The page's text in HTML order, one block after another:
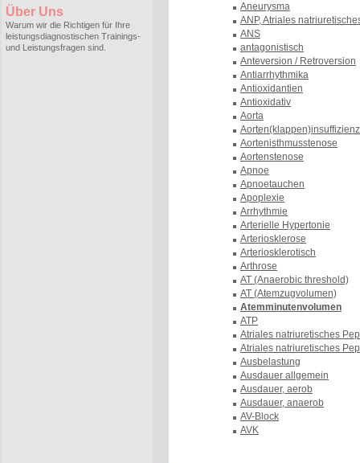
Über Uns
Warum wir die Richtigen für Ihre
leistungsdiagnostischen Trainings-
und Leistungsfragen sind.
Aneurysma
ANP, Atriales
ANS
antagonistisch
Anteversion / Retroversion
Antiarrhythmika
Antioxidantien
Antioxidativ
Aorta
Aorten(klappen)insuffizienz
Aortenisthmusstenose
Aortenstenose
Apnoe
Apnoetauchen
Apoplexie
Arrhythmie
Arterielle Hypertonie
Arteriosklerose
Arteriosklerotisch
Arthrose
AT (Anaerobic threshold)
AT (Atemzugvolumen)
Atemminutenvolumen
ATP
Atriales natriuretisches
Atriales natriuretisches
Ausbelastung
Ausdauer allgemein
Ausdauer, aerob
Ausdauer, anaerob
AV-Block
AVK